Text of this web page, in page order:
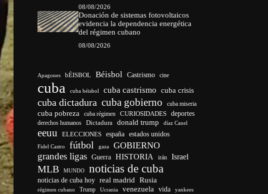
08/08/2026
Donación de sistemas fotovoltaicos
evidencia la dependencia energética
del régimen cubano
08/08/2026
Apagones bÉISBOL Béisbol Castrismo cine
cuba cuba béisbol cuba castrismo cuba crisis
cuba dictadura cuba gobierno cuba miseria
cuba pobreza cuba régimen CURIOSIDADES deportes
derechos humanos Dictadura donald trump díaz Canel
eeuu ELECCIONES españa estados unidos
Fidel Castro fútbol gaza GOBIERNO
grandes ligas Guerra HISTORIA irán Israel
MLB MUNDO noticias de cuba
noticias de cuba hoy real madrid Rusia
régimen cubano Trump Ucrania venezuela vida yankees